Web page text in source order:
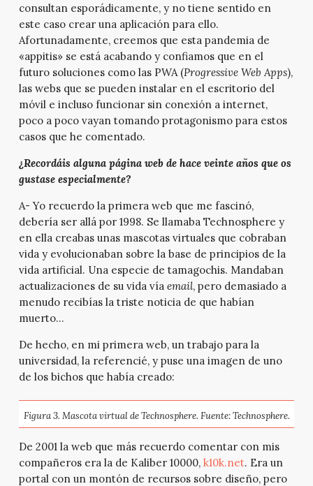
consultan esporádicamente, y no tiene sentido en
este caso crear una aplicación para ello.
Afortunadamente, creemos que esta pandemia de
«appitis» se está acabando y confiamos que en el
futuro soluciones como las PWA (Progressive Web Apps),
las webs que se pueden instalar en el escritorio del
móvil e incluso funcionar sin conexión a internet,
poco a poco vayan tomando protagonismo para estos
casos que he comentado.
¿Recordáis alguna página web de hace veinte años que os
gustase especialmente?
A- Yo recuerdo la primera web que me fascinó,
debería ser allá por 1998. Se llamaba Technosphere y
en ella creabas unas mascotas virtuales que cobraban
vida y evolucionaban sobre la base de principios de la
vida artificial. Una especie de tamagochis. Mandaban
actualizaciones de su vida vía email, pero demasiado a
menudo recibías la triste noticia de que habían
muerto…
De hecho, en mi primera web, un trabajo para la
universidad, la referencié, y puse una imagen de uno
de los bichos que había creado:
Figura 3. Mascota virtual de Technosphere. Fuente: Technosphere.
De 2001 la web que más recuerdo comentar con mis
compañeros era la de Kaliber 10000, k10k.net. Era un
portal con un montón de recursos sobre diseño, pero